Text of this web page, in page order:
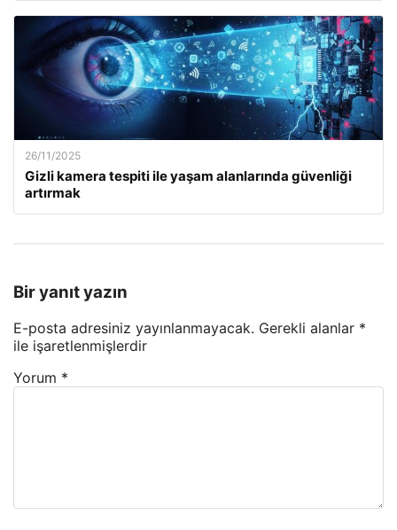
26/11/2025
Gizli kamera tespiti ile yaşam alanlarında güvenliği
artırmak
Bir yanıt yazın
E-posta adresiniz yayınlanmayacak. Gerekli alanlar *
ile işaretlenmişlerdir
Yorum *